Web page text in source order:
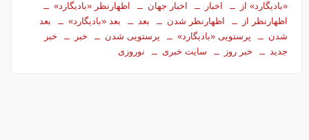
«بادیگارد» از اخبار اخبار جهان
اظهارنظر «بادیگارد»
اظهارنظر از
اظهارنظر شدن بعد بعد «بادیگارد»
بعد
شدن
پرستویی «بادیگارد» پرستویی شدن خبر
خبر
جدید
خبر روز سایت خبری نوروزی